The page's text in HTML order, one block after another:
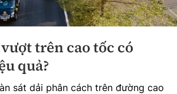
trên cao tốc có
quả?
sát dải phân cách trên đường cao